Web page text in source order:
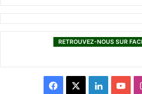
RETROUVEZ-NOUS SUR
L